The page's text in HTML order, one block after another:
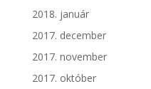
2018. január
2017. december
2017. november
2017. október